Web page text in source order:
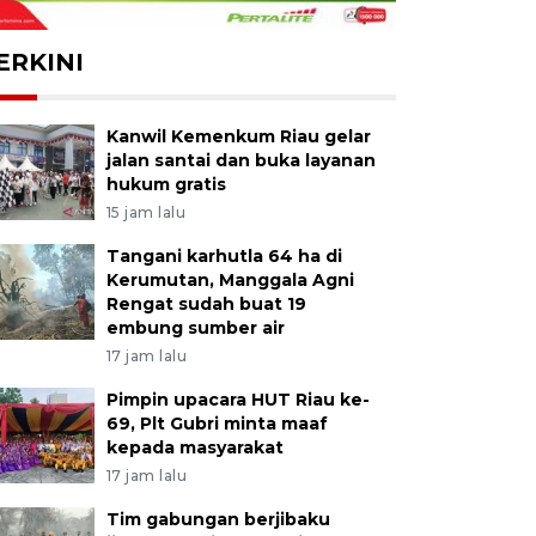
Kanwil Kemenkum Riau gelar
jalan santai dan buka layanan
hukum gratis
15 jam lalu
Tangani karhutla 64 ha di
Kerumutan, Manggala Agni
Rengat sudah buat 19
embung sumber air
17 jam lalu
Pimpin upacara HUT Riau ke-
69, Plt Gubri minta maaf
kepada masyarakat
17 jam lalu
Tim gabungan berjibaku